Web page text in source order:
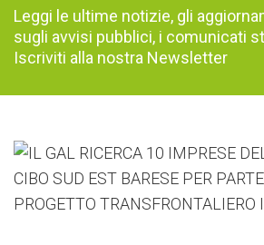
Leggi le ultime notizie, gli
sugli avvisi pubblici, i comunicati
Iscriviti alla nostra Newsletter